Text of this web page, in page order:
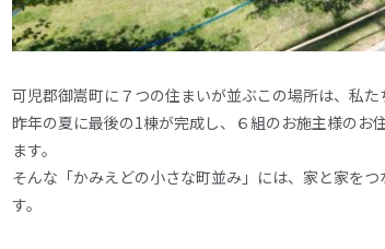
可児郡御嵩町に７つの住まいが並ぶこの場所は、私た
昨年の夏に最後の1棟が完成し、６組のお施主様のお
ます。
そんな「かみえどの小さな町並み」には、家と家を
す。